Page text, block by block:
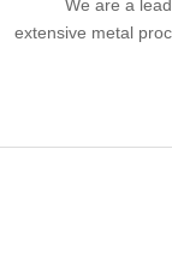
We are a
extensive metal